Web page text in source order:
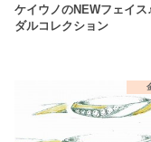
ケイウノのNEWフェイス
ダルコレクション